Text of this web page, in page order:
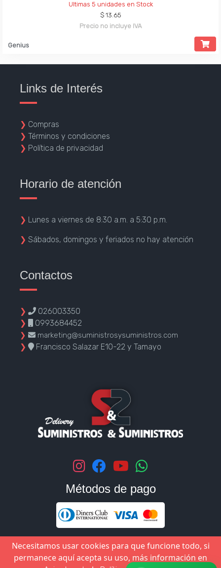
Necesitamos usar cookies para que funcione todo, si
permanece aquí acepta su uso, más información en
Ultimas 5 unidades en Stock
$ 13.65
Precio no incluye IVA
Genius
Links de Interés
❯ Compras
❯ Términos y condiciones
❯ Política de privacidad
Horario de atención
❯ Lunes a viernes de 8:30 a.m. a 5:30 p.m.
❯ Sábados, domingos y feriados no hay atención
Contactos
❯
026003350
❯
0993684452
❯ marketing@suministrosysuministros.com
❯ Francisco Salazar E10-22 y Tamayo
Métodos de pago
Suministros & Suministros Todos los derechos